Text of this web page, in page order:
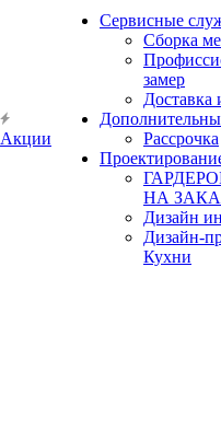
Акции
Сервисные
Сборка
замер
Доставка
Рассрочка
НА
Дизайн
Дизайн-
Кухни